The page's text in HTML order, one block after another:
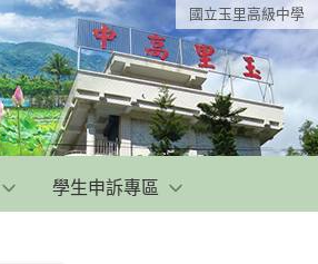
國立玉里高級中學
學生申訴專區